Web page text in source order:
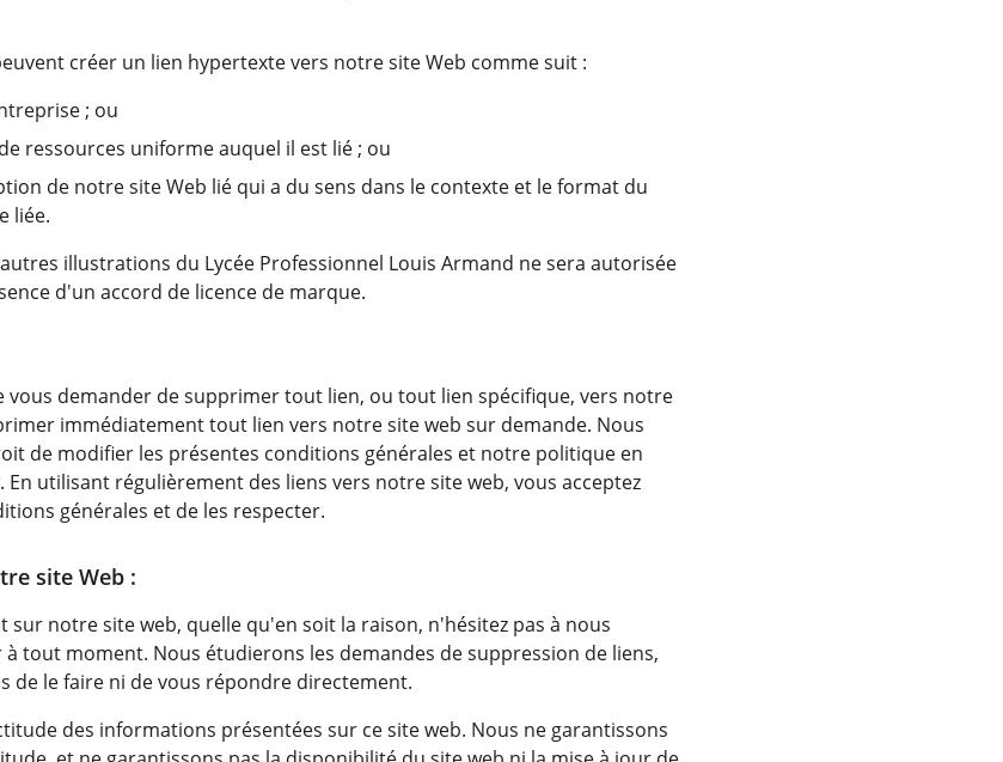
créer un lien hypertexte vers notre site Web comme suit :
; ou
ressources uniforme auquel il est lié ; ou
de notre site Web lié qui a du sens dans le contexte et le format du
liée.
illustrations du Lycée Professionnel Louis Armand ne sera autorisée
d'un accord de licence de marque.
vous demander de supprimer tout lien, ou tout lien spécifique, vers notre
immédiatement tout lien vers notre site web sur demande. Nous
de modifier les présentes conditions générales et notre politique en
utilisant régulièrement des liens vers notre site web, vous acceptez
générales et de les respecter.
site Web :
sur notre site web, quelle qu'en soit la raison, n'hésitez pas à nous
tout moment. Nous étudierons les demandes de suppression de liens,
de le faire ni de vous répondre directement.
des informations présentées sur ce site web. Nous ne garantissons